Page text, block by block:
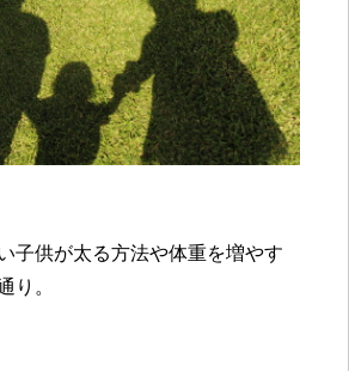
子供が太る方法や体重を増やす
り。